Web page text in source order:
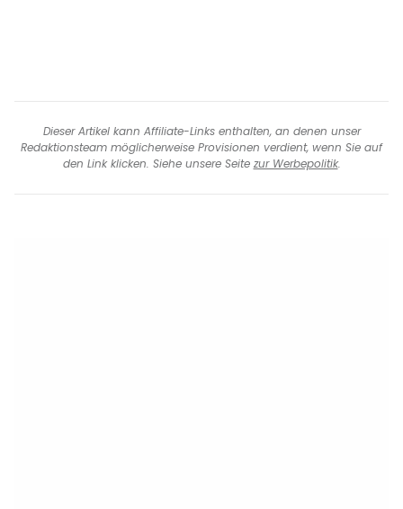
Dieser Artikel kann Affiliate-Links enthalten, an denen unser
Redaktionsteam möglicherweise Provisionen verdient, wenn Sie auf
den Link klicken. Siehe unsere Seite zur Werbepolitik.